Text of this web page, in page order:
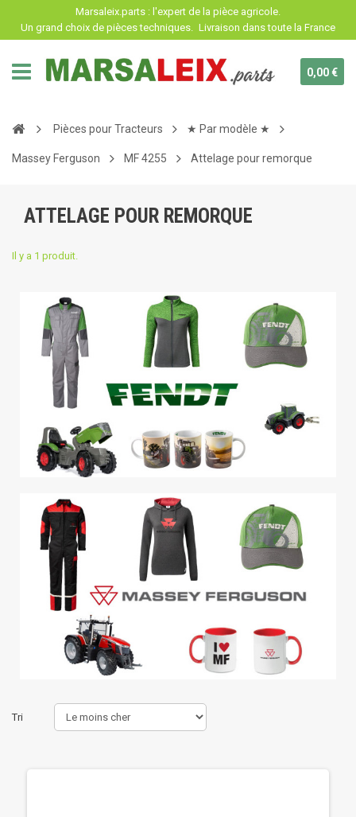
Marsaleix.parts : l'expert de la pièce agricole.
Un grand choix de pièces techniques. Livraison dans toute la France
0,00 €
Pièces pour Tracteurs ★ Par modèle ★
Massey Ferguson MF 4255 Attelage pour remorque
ATTELAGE POUR REMORQUE
Il y a 1 produit.
Tri
Panneau de gestion des cookies